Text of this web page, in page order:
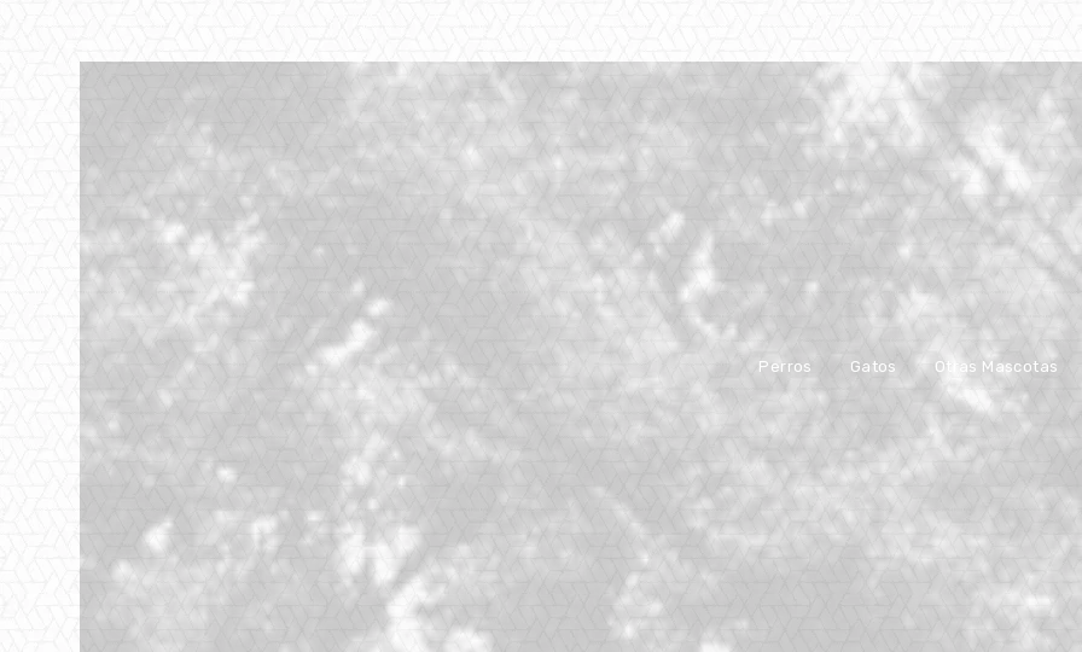
Perros Gatos Otras Mascotas